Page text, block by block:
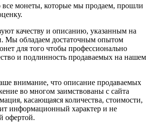
все монеты, которые мы продаем, прошли
качеству и описанию, указанным на
Мы обладаем достаточным опытом
для того чтобы профессионально
и подлинность продаваемых на нашем
внимание, что описание продаваемых
во многом заимствованы с сайта
касающаяся количества, стоимости,
информационный характер и не
офертой.